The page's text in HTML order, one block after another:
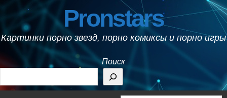
Pronstars
Картинки порно звезд, порно комиксы и порно игры
Поиск